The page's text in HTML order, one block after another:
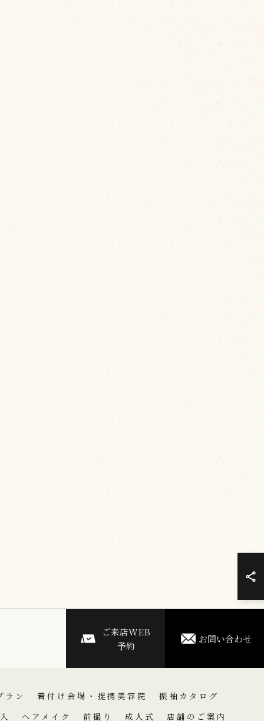
ご来店WEB
予約
お問い合わせ
ン 着付け会場・提携美容院
振袖カタログ
ヘアメイク 前撮り 成人式 店舗のご案内